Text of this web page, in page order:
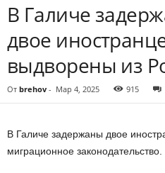
В Галиче
двое
выдворены из
От brehov - Мар 4, 2025 915
В Галиче задержаны двое
миграционное законодательство.